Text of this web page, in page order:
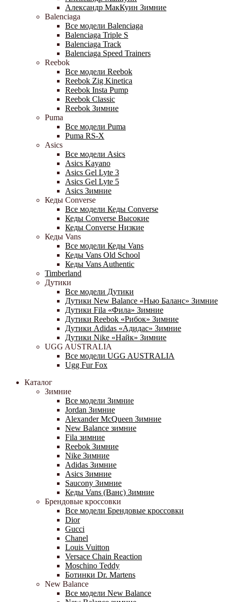
Александр МакКуин Зимние
Balenciaga
Все модели Balenciaga
Balenciaga Triple S
Balenciaga Track
Balenciaga Speed Trainers
Reebok
Все модели Reebok
Reebok Zig Kinetica
Reebok Insta Pump
Reebok Classic
Reebok Зимние
Puma
Все модели Puma
Puma RS-X
Asics
Все модели Asics
Asics Kayano
Asics Gel Lyte 3
Asics Gel Lyte 5
Asics Зимние
Кеды Converse
Все модели Кеды Converse
Кеды Converse Высокие
Кеды Converse Низкие
Кеды Vans
Все модели Кеды Vans
Кеды Vans Old School
Кеды Vans Authentic
Timberland
Дутики
Все модели Дутики
Дутики New Balance «Нью Баланс» Зимние
Дутики Fila «Фила» Зимние
Дутики Reebok «Рибок» Зимние
Дутики Adidas «Адидас» Зимние
Дутики Nike «Найк» Зимние
UGG AUSTRALIA
Все модели UGG AUSTRALIA
Ugg Fur Fox
Каталог
Зимние
Все модели Зимние
Jordan Зимние
Alexander McQueen Зимние
New Balance зимние
Fila зимние
Reebok Зимние
Nike Зимние
Adidas Зимние
Asics Зимние
Saucony Зимние
Кеды Vans (Ванс) Зимние
Брендовые кроссовки
Все модели Брендовые кроссовки
Dior
Gucci
Chanel
Louis Vuitton
Versace Chain Reaction
Moschino Teddy
Ботинки Dr. Martens
New Balance
Все модели New Balance